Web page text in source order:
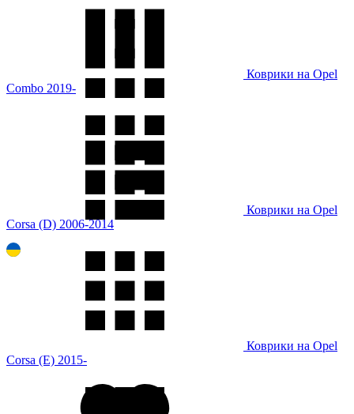
Коврики на Opel
Combo 2019-
Коврики на Opel
Corsa (D) 2006-2014
Коврики на Opel
Corsa (E) 2015-